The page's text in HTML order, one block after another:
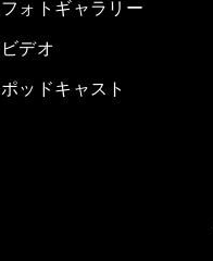
フォトギャラリー
ビデオ
ポッドキャスト